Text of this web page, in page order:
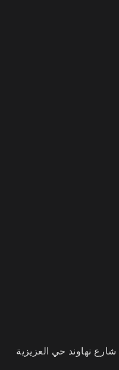
شارع نهاوند حي العزيزية